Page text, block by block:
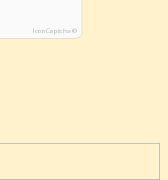
IconCaptcha ©